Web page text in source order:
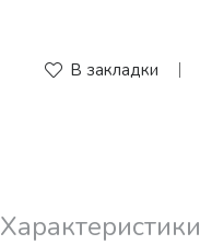
В закладки
Характеристики